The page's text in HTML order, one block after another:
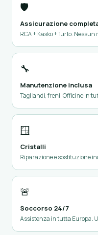
🛡️
Assicurazione
RCA + Kasko + furto.
🔧
Manutenzione inclusa
Tagliandi, freni. Officine in
🪟
Cristalli
Riparazione e sostituzione
🚨
Soccorso 24/7
Assistenza in tutta Europa.